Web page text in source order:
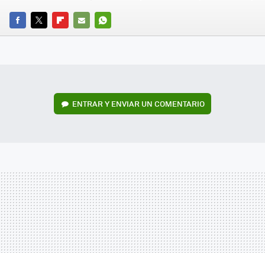
FACEBOOK
TWITTERFLIPBOARD
E-
WHATSAPP
ENTRAR Y ENVIAR UN COMENTARIO